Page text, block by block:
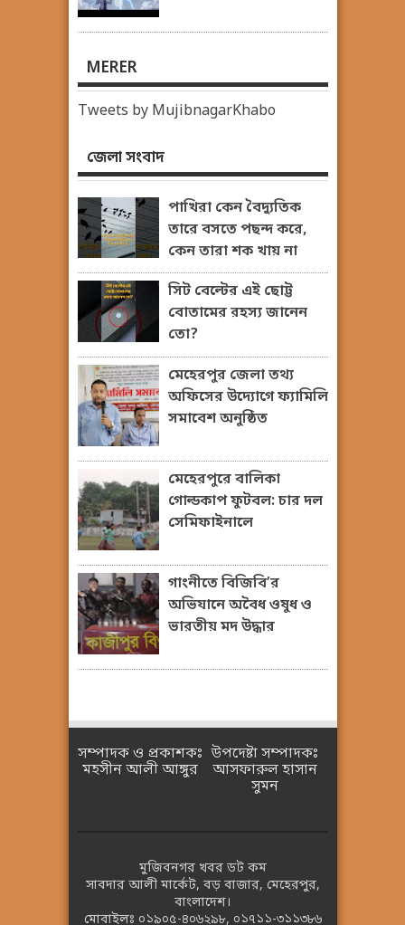
MERER
Tweets by MujibnagarKhabo
জেলা সংবাদ
পাখিরা কেন বৈদ্যুতিক
তারে বসতে পছন্দ করে,
কেন তারা শক খায় না
সিট বেল্টের এই ছোট্ট
বোতামের রহস্য জানেন
তো?
মেহেরপুর জেলা তথ্য
অফিসের উদ্যোগে ফ্যামিলি
সমাবেশ অনুষ্ঠিত
মেহেরপুরে বালিকা
গোল্ডকাপ ফুটবল: চার দল
সেমিফাইনালে
গাংনীতে বিজিবি’র
অভিযানে অবৈধ ওষুধ ও
ভারতীয় মদ উদ্ধার
সম্পাদক ও প্রকাশকঃ
মহসীন আলী আঙ্গুর
উপদেষ্টা সম্পাদকঃ
আসফারুল হাসান
সুমন
মুজিবনগর খবর ডট কম
সাবদার আলী মার্কেট, বড় বাজার, মেহেরপুর,
বাংলাদেশ।
মোবাইলঃ ০১৯০৫-৪০৬২৯৮, ০১৭১১-৩১১৩৮৬